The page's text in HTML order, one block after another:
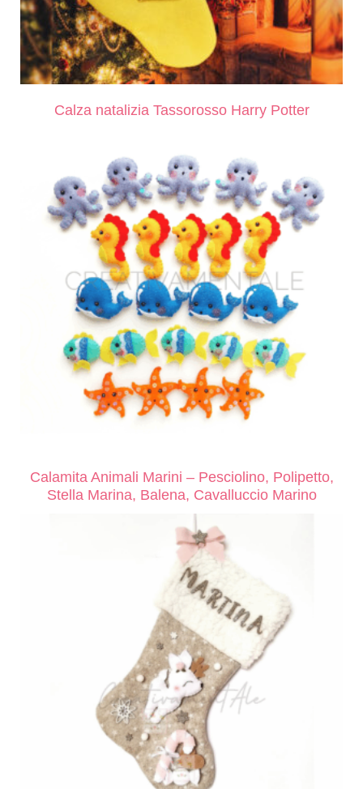
Calza natalizia Tassorosso Harry Potter
Calamita Animali Marini – Pesciolino, Polipetto,
Stella Marina, Balena, Cavalluccio Marino